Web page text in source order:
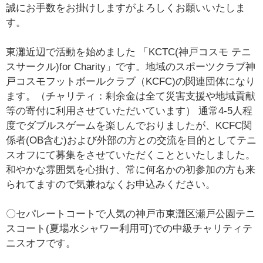
誠にお手数をお掛けしますがよろしくお願いいたしま
す。
東灘近辺で活動を始めました 「KCTC(神戸コスモ テニ
スサークル)for Charity」です。地域のスポーツクラブ神
戸コスモフットボールクラブ（KCFC)の関連団体になり
ます。（チャリティ：剰余金は全て災害支援や地域貢献
等の寄付に利用させていただいています） 通常4-5人程
度でダブルスゲームを楽しんでおりましたが、KCFC関
係者(OB含む)および外部の方との交流を目的としてテニ
スオフにて募集をさせていただくことといたしました。
和やかな雰囲気を心掛け、常に何名かの初参加の方も来
られてますので気兼ねなくお申込みください。
〇セパレートコートで人気の神戸市東灘区瀬戸公園テニ
スコート(夏場水シャワー利用可)での中級チャリティテ
ニスオフです。